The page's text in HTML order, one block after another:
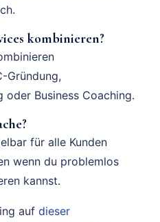
kombinieren?
Gründung,
oder Business Coaching.
für alle Kunden
wenn du problemlos
kannst.
auf dieser